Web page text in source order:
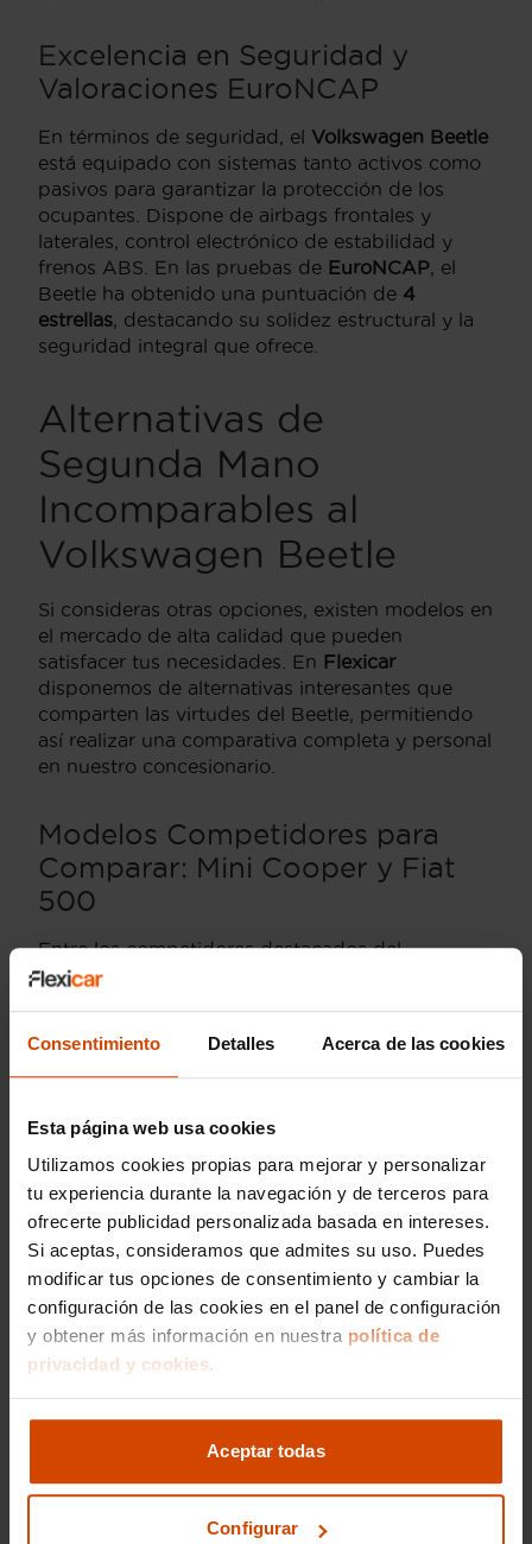
Consentimiento Detalles Acerca de las cookies
Esta página web usa cookies
Utilizamos cookies propias para mejorar y personalizar
tu experiencia durante la navegación y de terceros para
ofrecerte publicidad personalizada basada en intereses.
Si aceptas, consideramos que admites su uso. Puedes
modificar tus opciones de consentimiento y cambiar la
configuración de las cookies en el panel de configuración
y obtener más información en nuestra política de
privacidad y cookies.
Aceptar todas
Configurar
Excelencia en Seguridad y
Valoraciones EuroNCAP
En términos de seguridad, el Volkswagen Beetle
está equipado con sistemas tanto activos como
pasivos para garantizar la protección de los
ocupantes. Dispone de airbags frontales y
laterales, control electrónico de estabilidad y
frenos ABS. En las pruebas de EuroNCAP, el
Beetle ha obtenido una puntuación de 4
estrellas, destacando su solidez estructural y la
seguridad integral que ofrece.
Alternativas de
Segunda Mano
Incomparables al
Volkswagen Beetle
Si consideras otras opciones, existen modelos en
el mercado de alta calidad que pueden
satisfacer tus necesidades. En Flexicar
disponemos de alternativas interesantes que
comparten las virtudes del Beetle, permitiendo
así realizar una comparativa completa y personal
en nuestro concesionario.
Modelos Competidores para
Comparar: Mini Cooper y Fiat
500
Entre los competidores destacados del
Volkswagen Beetle
mientras que el
Fiat 500destaca por su estilo
personalizable y eficiencia urbana. En
Beetle, lo que te permitirá evaluar y decidir cuál
se adapta mejor a tus preferencias.
Preguntas frecuentes
delVolkswagen Beetle
de segunda mano
¿ElVolkswagen Beetlees un
ElVolkswagen Beetlees un automóvil icónico
moderna, lo que lo convierte en una opción